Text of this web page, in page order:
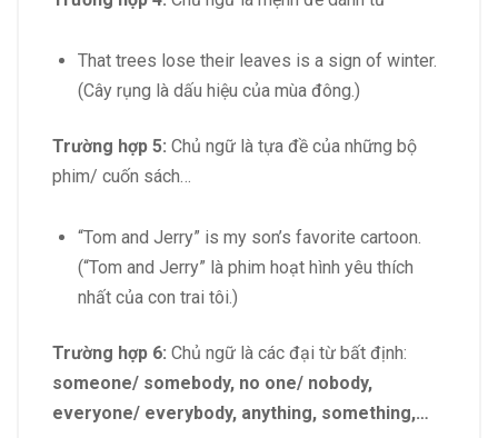
That trees lose their leaves is a sign of winter.
(Cây rụng là dấu hiệu của mùa đông.)
Trường hợp 5: Chủ ngữ là tựa đề của những bộ
phim/ cuốn sách…
“Tom and Jerry” is my son’s favorite cartoon.
(“Tom and Jerry” là phim hoạt hình yêu thích
nhất của con trai tôi.)
Trường hợp 6: Chủ ngữ là các đại từ bất định:
someone/ somebody, no one/ nobody,
everyone/ everybody, anything, something,…